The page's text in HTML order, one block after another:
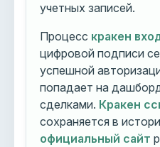
учетных записей.
Процесс кракен
цифровой подписи
успешной
попадает на
сделками. Кракен
сохраняется в
официальный сайт